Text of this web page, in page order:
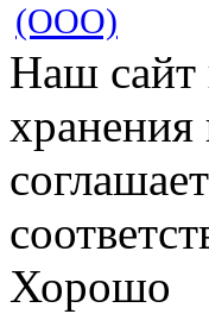
(ООО)
Наш сайт
хранения
Хорошо